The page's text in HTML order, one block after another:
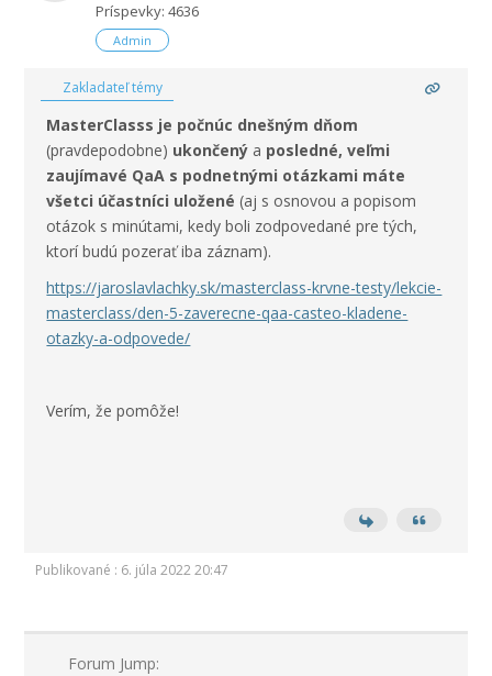
Príspevky: 4636
Admin
Zakladateľ témy
MasterClasss je počnúc dnešným dňom
(pravdepodobne) ukončený a posledné, veľmi
zaujímavé QaA s podnetnými otázkami máte
všetci účastníci uložené(aj s osnovou a popisom
otázok s minútami, kedy boli zodpovedané pre tých,
ktorí budú pozerať iba záznam).
https://jaroslavlachky.sk/masterclass-krvne-testy/lekcie-
masterclass/den-5-zaverecne-qaa-casteo-kladene-
otazky-a-odpovede/
Verím, že pomôže!
Publikované : 6. júla 2022 20:47
Forum Jump: